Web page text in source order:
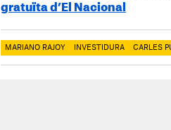
gratuïta d’El Nacional
MARIANO RAJOY INVESTIDURA CARLES